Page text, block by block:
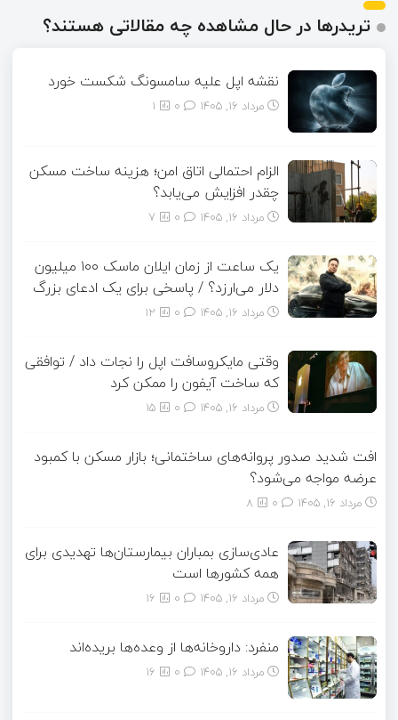
تریدرها در حال مشاهده چه مقالاتی هستند؟
نقشه اپل علیه سامسونگ شکست خورد
مرداد ۱۶, ۱۴۰۵ 1
الزام احتمالی اتاق امن؛ هزینه ساخت مسکن
چقدر افزایش می‌یابد؟
مرداد ۱۶, ۱۴۰۵ 7
یک ساعت از زمان ایلان ماسک ۱۰۰ میلیون
دلار می‌ارزد؟ / پاسخی برای یک ادعای بزرگ
مرداد ۱۶, ۱۴۰۵ 12
وقتی مایکروسافت اپل را نجات داد / توافقی
که ساخت آیفون را ممکن کرد
مرداد ۱۶, ۱۴۰۵ 15
افت شدید صدور پروانه‌های ساختمانی؛ بازار مسکن با کمبود
عرضه مواجه می‌شود؟
مرداد ۱۶, ۱۴۰۵ 8
عادی‌سازی بمباران بیمارستان‌ها تهدیدی برای
همه کشورها است
مرداد ۱۶, ۱۴۰۵ 16
منفرد: داروخانه‌ها از وعده‌ها بریده‌اند
مرداد ۱۶, ۱۴۰۵ 16